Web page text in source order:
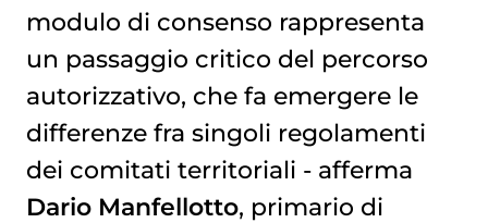
modulo di consenso rappresenta
un passaggio critico del percorso
autorizzativo, che fa emergere le
differenze fra singoli regolamenti
dei comitati territoriali - afferma
Dario Manfellotto, primario di